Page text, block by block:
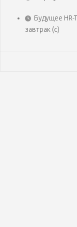
Будущее HR-
завтрак (с)